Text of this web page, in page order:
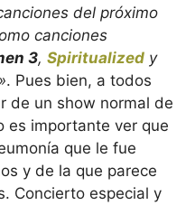
del próximo
canciones
3, Spiritualized y
. Pues bien, a todos
de un show normal de
es importante ver que
que le fue
y de la que parece
Concierto especial y